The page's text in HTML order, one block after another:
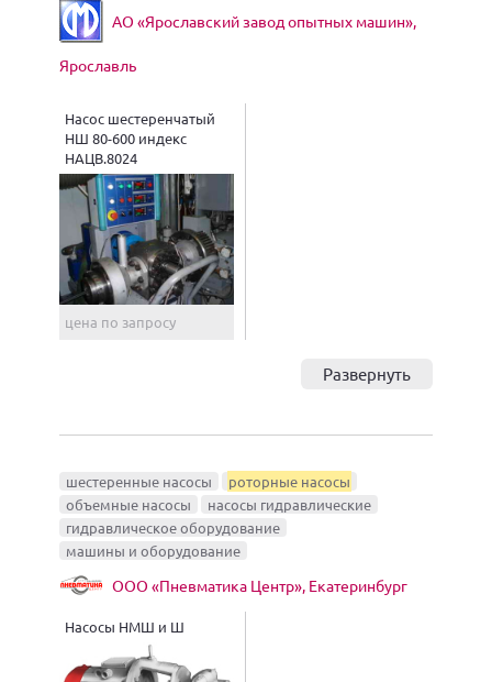
АО «Ярославский завод опытных машин»,
Ярославль
Насос шестеренчатый
НШ 80-600 индекс
НАЦВ.8024
цена по запросу
Развернуть
шестеренные насосы
роторные насосы
объемные насосы
насосы гидравлические
гидравлическое оборудование
машины и оборудование
ООО «Пневматика Центр», Екатеринбург
Насосы НМШ и Ш